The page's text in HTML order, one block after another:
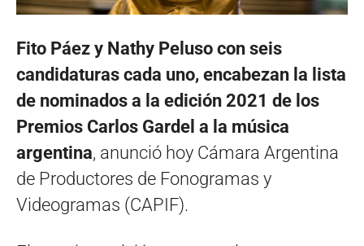
Fito Páez y Nathy Peluso con seis
candidaturas cada uno, encabezan la lista
de nominados a la edición 2021 de los
Premios Carlos Gardel a la música
argentina, anunció hoy Cámara Argentina
de Productores de Fonogramas y
Videogramas (CAPIF).